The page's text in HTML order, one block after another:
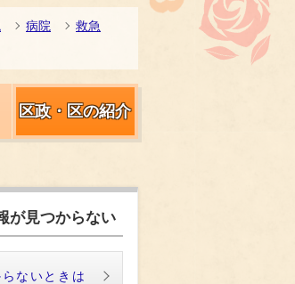
病院
救急
区政・区の紹介
が見つからない
ないときは